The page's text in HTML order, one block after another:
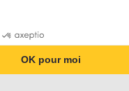
OK pour moi